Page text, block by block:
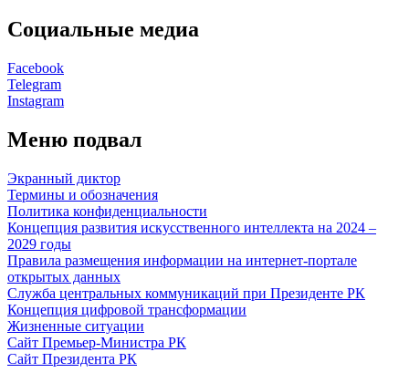
Социальные медиа
Facebook
Telegram
Instagram
Меню подвал
Экранный диктор
Термины и обозначения
Политика конфиденциальности
Концепция развития искусственного интеллекта на 2024 –
2029 годы
Правила размещения информации на интернет-портале
открытых данных
Служба центральных коммуникаций при Президенте РК
Концепция цифровой трансформации
Жизненные ситуации
Сайт Премьер-Министра РК
Сайт Президента РК